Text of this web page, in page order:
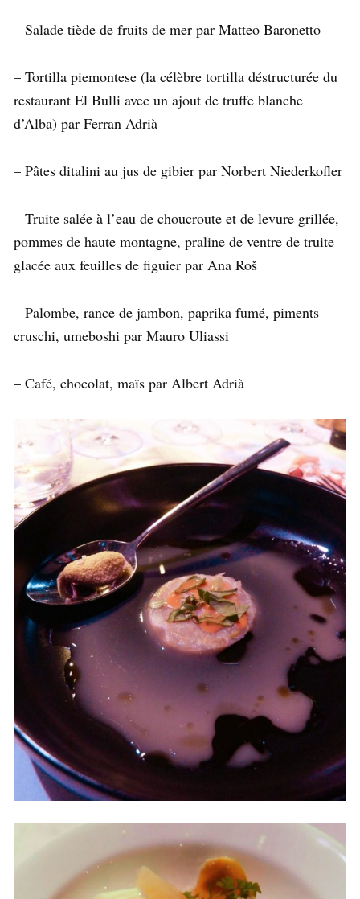
– Salade tiède de fruits de mer par Matteo Baronetto
– Tortilla piemontese (la célèbre tortilla déstructurée du
restaurant El Bulli avec un ajout de truffe blanche
d’Alba) par Ferran Adrià
– Pâtes ditalini au jus de gibier par Norbert Niederkofler
– Truite salée à l’eau de choucroute et de levure grillée,
pommes de haute montagne, praline de ventre de truite
glacée aux feuilles de figuier par Ana Roš
– Palombe, rance de jambon, paprika fumé, piments
cruschi, umeboshi par Mauro Uliassi
– Café, chocolat, maïs par Albert Adrià